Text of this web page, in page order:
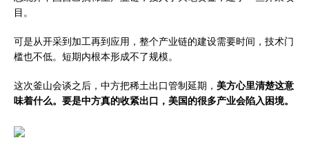
目。
可是从开采到加工再到应用，整个产业链的建设需要时间，技术门
槛也不低。短期内根本形成不了规模。
这次釜山会谈之后，中方把稀土出口管制延期， 美方心里清楚这意
味着什么。要是中方真的收紧出口，美国的很多产业会陷入困境。